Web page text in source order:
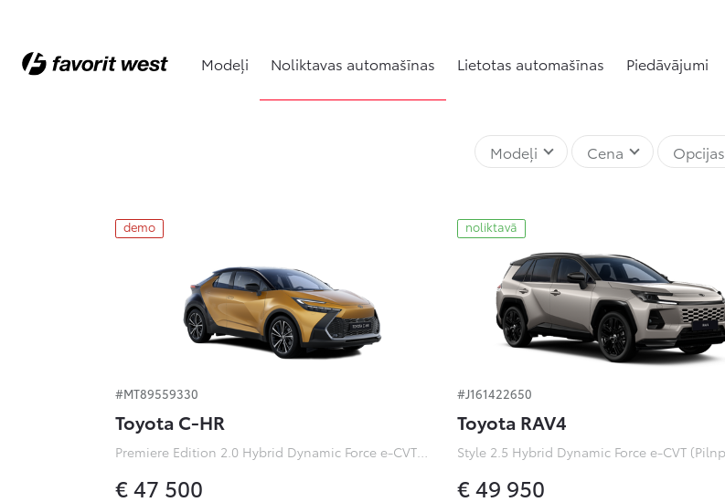
Modeļi Noliktavas automašīnas Lietotas automašīnas Piedāvājumi
Modeļi Cena Opcijas
demo
#MT89559330
Toyota C-HR
Premiere Edition 2.0 Hybrid Dynamic Force e-CVT (Pilnpiedziņa) (112 kW)
€ 47 500
noliktavā
#J161422650
Toyota RAV4
€ 49 950